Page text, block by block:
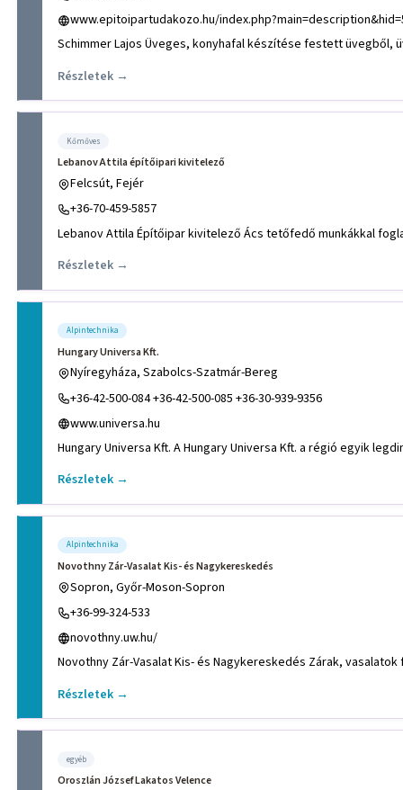
www.epitoipartudakozo.hu/
Schimmer Lajos Üveges, konyhafal készítése festett
Részletek →
Kőmőves
Lebanov Attila építőipari kivitelező
Felcsút, Fejér
+36-70-459-5857
Részletek →
Alpintechnika
Hungary Universa Kft.
Nyíregyháza, Szabolcs-Szatmár-Bereg
+36-42-500-084 +36-42-500-085 +36-30-939-9356
www.universa.hu
Részletek →
Alpintechnika
Novothny Zár-Vasalat Kis- és Nagykereskedés
Sopron, Győr-Moson-Sopron
+36-99-324-533
novothny.uw.hu/
Novothny Zár-Vasalat Kis- és Nagykereskedés Zárak,
Részletek →
egyéb
Oroszlán József Lakatos Velence